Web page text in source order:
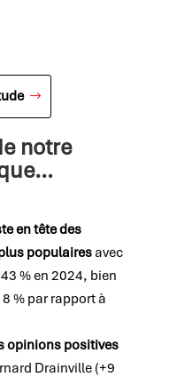
notre
en tête des
populairesavec
% en 2024, bien
% par rapport à
opinions positives
Drainville (+9